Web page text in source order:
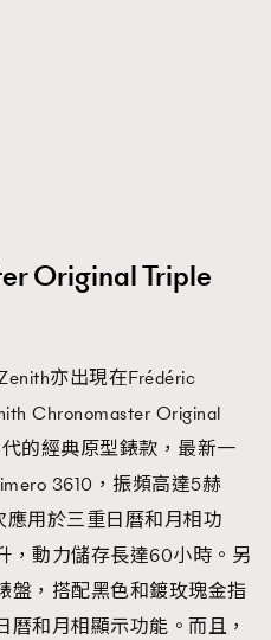
Original Triple
亦出現在Frédéric
Chronomaster Original
的經典原型錶款，最新一
3610，振頻高達5赫
用於三重日曆和月相功
，動力儲存長達60小時。另
盤，搭配黑色和鍍玫瑰金指
和月相顯示功能。而且，